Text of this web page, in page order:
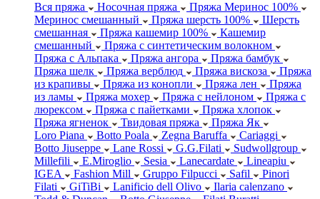
Вся пряжа Носочная пряжа
Пряжа Меринос 100%
Меринос смешанный
Пряжа шерсть 100%
Шерсть
смешанная
Пряжа кашемир 100%
Кашемир
смешанный
Пряжа с синтетическим волокном
Пряжа с Альпака
Пряжа ангора
Пряжа бамбук
Пряжа шелк
Пряжа верблюд Пряжа вискоза
Пряжа
из крапивы
Пряжа из конопли Пряжа лен
Пряжа
из ламы
Пряжа мохер Пряжа с нейлоном
Пряжа с
люрексом
Пряжа с пайетками
Пряжа хлопок
Пряжа ягненок
Твидовая пряжа
Пряжа Як
Loro Piana
Botto Poala Zegna Baruffa
Cariaggi
Botto Jiuseppe
Lane Rossi G.G.Filati
Sudwollgroup
Millefili
E.Miroglio Sesia Lanecardate
Lineapiu
IGEA
Fashion Mill Gruppo Filpucci Safil
Pinori
Filati
GiTiBi Lanificio dell Olivo
Ilaria calenzano